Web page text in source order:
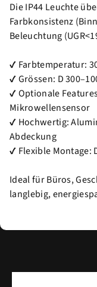
Die IP44 Leuchte
Farbkonsistenz
Beleuchtung
✔ Farbtemperatur:
✔ Grössen: D
✔ Optionale
Mikrowellensensor
✔ Hochwertig:
Abdeckung
✔ Flexible Montage:
Ideal für Büros,
langlebig,